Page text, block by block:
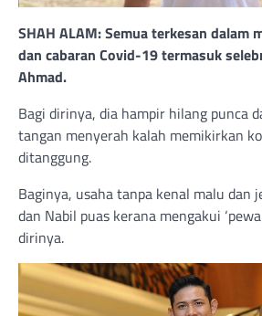
SHAH ALAM: Semua terkesan dalam
dan cabaran Covid-19 termasuk
Ahmad.
Bagi dirinya, dia hampir hilang punca
tangan menyerah kalah memikirkan
ditanggung.
Baginya, usaha tanpa kenal malu dan
dan Nabil puas kerana mengakui
dirinya.